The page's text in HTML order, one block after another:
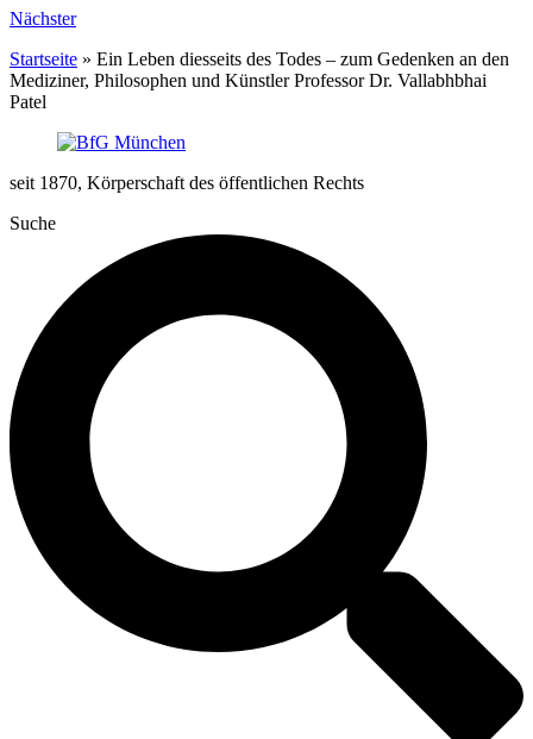
Nächster
Startseite » Ein Leben diesseits des Todes – zum Gedenken an den
Mediziner, Philosophen und Künstler Professor Dr. Vallabhbhai
Patel
seit 1870, Körperschaft des öffentlichen Rechts
Suche